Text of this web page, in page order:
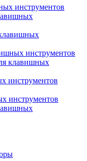
инструментов
инструментов
клавишных
инструментов
инструментов